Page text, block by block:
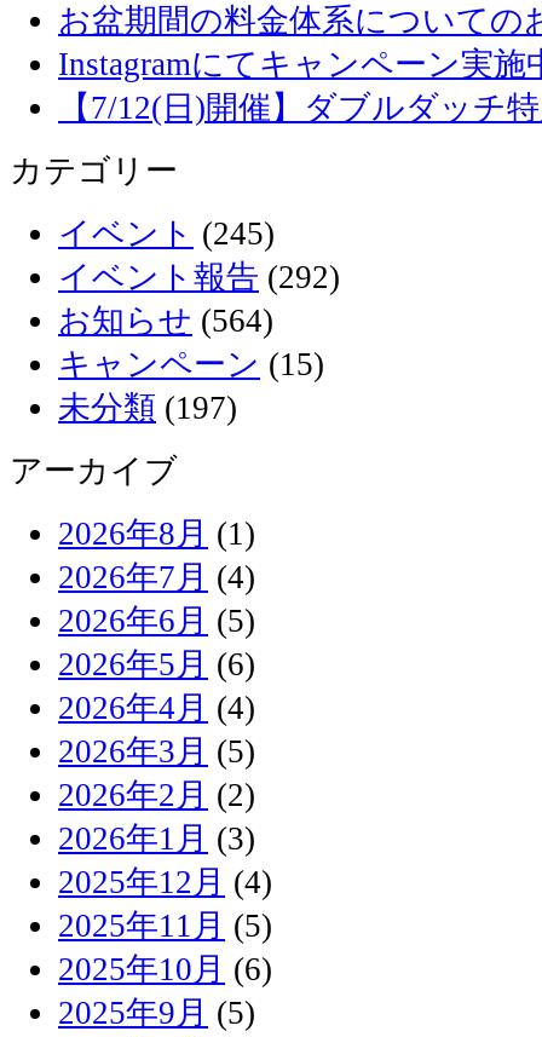
お盆期間の料金体系についての
Instagramにてキャンペーン実施
【7/12(日)開催】ダブルダッチ
カテゴリー
イベント (245)
イベント報告 (292)
お知らせ (564)
キャンペーン (15)
未分類 (197)
アーカイブ
2026年8月 (1)
2026年7月 (4)
2026年6月 (5)
2026年5月 (6)
2026年4月 (4)
2026年3月 (5)
2026年2月 (2)
2026年1月 (3)
2025年12月 (4)
2025年11月 (5)
2025年10月 (6)
2025年9月 (5)